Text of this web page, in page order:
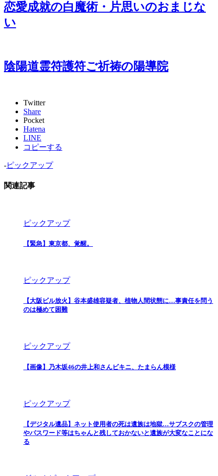
恋愛成就の白魔術・片思いのおまじな
い
陰陽道霊符護符ご祈祷の陽導院
Twitter
Share
Pocket
Hatena
LINE
コピーする
-ピックアップ
関連記事
ピックアップ
【緊急】東京都、覚醒。
ピックアップ
【大阪ビル放火】谷本盛雄容疑者、植物人間状態に…事責任を問う
のは極めて困難
ピックアップ
【画像】乃木坂46の井上和さんビキニ、たまらん模様
ピックアップ
【デジタル遺品】ネット使用者の死は遺族は地獄…サブスクの管理
やパスワード等はちゃんと残しておかないと遺族が大変なことにな
る